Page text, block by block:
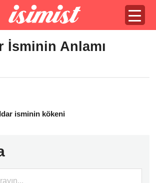
İsminin Anlamı
isminin kökeni